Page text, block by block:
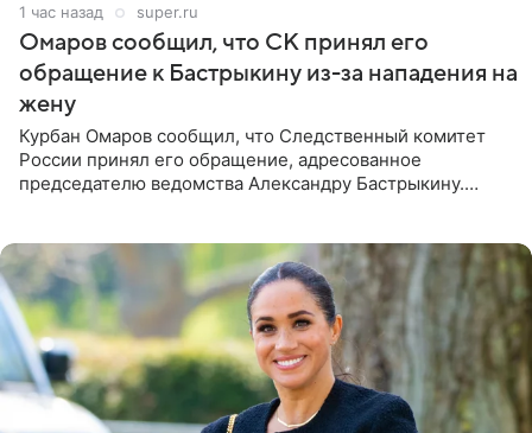
1 час назад super.ru
Омаров сообщил, что СК принял его
обращение к Бастрыкину из-за нападения на
жену
Курбан Омаров сообщил, что Следственный комитет
России принял его обращение, адресованное
председателю ведомства Александру Бастрыкину.